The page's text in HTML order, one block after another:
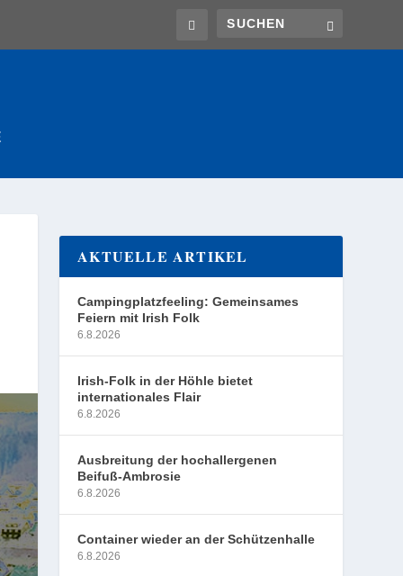
AKTUELLE ARTIKEL
Campingplatzfeeling: Gemeinsames
Feiern mit Irish Folk
6.8.2026
Irish-Folk in der Höhle bietet
internationales Flair
6.8.2026
Ausbreitung der hochallergenen
Beifuß-Ambrosie
6.8.2026
Container wieder an der Schützenhalle
6.8.2026